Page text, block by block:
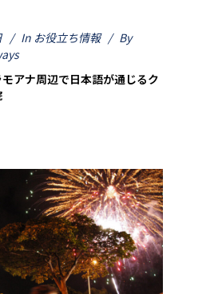
In お役立ち情報
By
アナ周辺で日本語が通じるク